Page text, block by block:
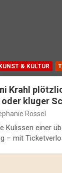
KUNST & KULTUR
Krahl
oder kluger
Rössel
Kulissen einer
– mit